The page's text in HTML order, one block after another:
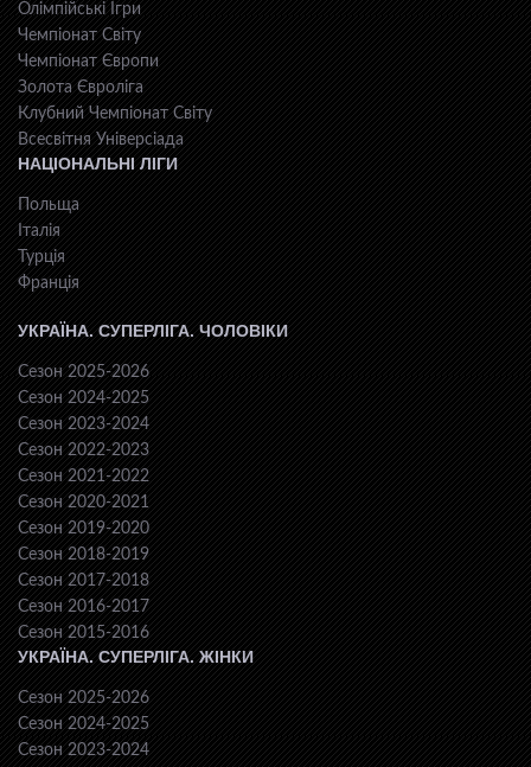
Олімпійські Ігри
Чемпіонат Світу
Чемпіонат Європи
Золота Євроліга
Клубний Чемпіонат Світу
Всесвiтня Унiверсiaда
НАЦІОНАЛЬНІ ЛІГИ
Польща
Італія
Турція
Франція
УКРАЇНА. СУПЕРЛІГА. ЧОЛОВІКИ
Сезон 2025-2026
Сезон 2024-2025
Сезон 2023-2024
Сезон 2022-2023
Сезон 2021-2022
Сезон 2020-2021
Сезон 2019-2020
Сезон 2018-2019
Сезон 2017-2018
Сезон 2016-2017
Сезон 2015-2016
УКРАЇНА. СУПЕРЛІГА. ЖІНКИ
Сезон 2025-2026
Сезон 2024-2025
Сезон 2023-2024